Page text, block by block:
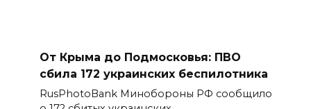
От Крыма до Подмосковья: ПВО
сбила 172 украинских беспилотника
RusPhotoBank Минобороны РФ сообщило